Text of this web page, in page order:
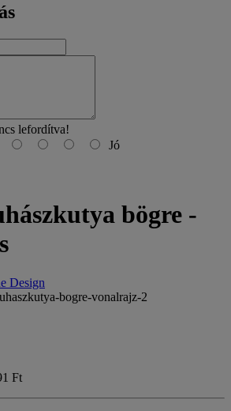
lefordítva!
Jó
bögre -
Design
bogre-vonalrajz-2
Ft